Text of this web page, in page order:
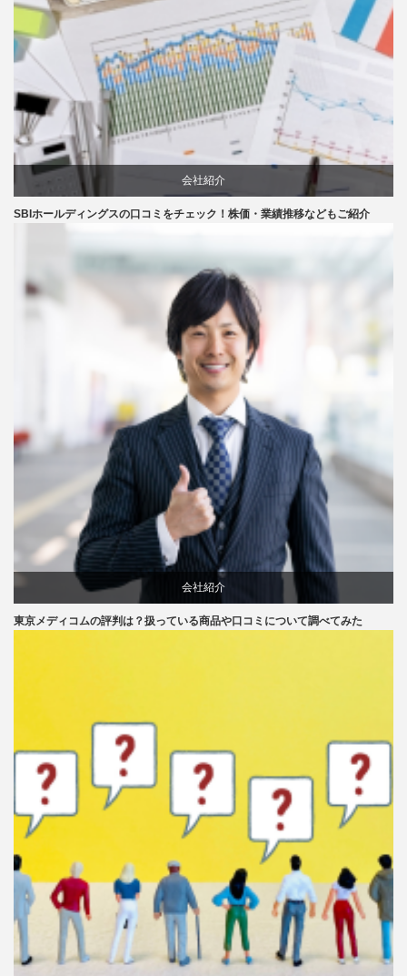
会社紹介
SBIホールディングスの口コミをチェック！株価・業績推移などもご紹介
会社紹介
口コミ
東京メディコムの評判は？扱っている商品や口コミについて調べてみた